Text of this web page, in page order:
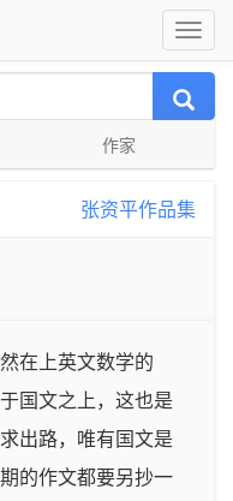
作家
张资平作品集
在上英文数学的
国文之上，这也是
出路，唯有国文是
的作文都要另抄一